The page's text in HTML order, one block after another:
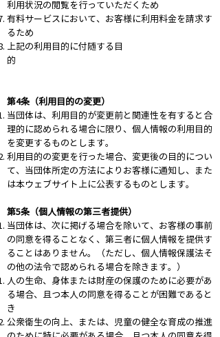
利用状況の閲覧を行っていただくため
有料サービスにおいて、お客様に利用料金を請求す
るため
上記の利用目的に付随する目
的
第4条（利用目的の変更）
当団体は、利用目的が変更前と関連性を有すると合
理的に認められる場合に限り、個人情報の利用目的
を変更するものとします。
利用目的の変更を行った場合、変更後の目的につい
て、当団体所定の方法によりお客様に通知し、また
は本ウェブサイト上に公表するものとします。
第5条（個人情報の第三者提供）
当団体は、次に掲げる場合を除いて、お客様の事前
の同意を得ることなく、第三者に個人情報を提供す
ることはありません。（ただし、個人情報保護法そ
の他の法令で認められる場合を除きます。）
人の生命、身体または財産の保護のために必要があ
る場合、且つ本人の同意を得ることが困難であると
き
公衆衛生の向上、または、児童の健全な育成の推進